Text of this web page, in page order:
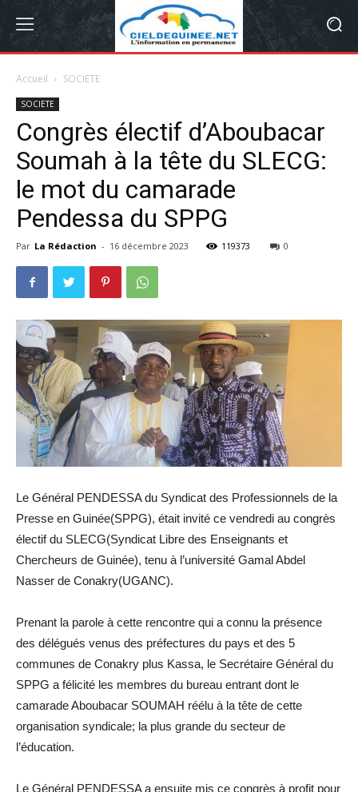
Accueil SOCIETE
SOCIETE
Congrès électif d’Aboubacar
Soumah à la tête du SLECG:
le mot du camarade
Pendessa du SPPG
Par La Rédaction - 16 décembre 2023 119373 0
Le Général PENDESSA du Syndicat des Professionnels de la
Presse en Guinée(SPPG), était invité ce vendredi au congrès
électif du SLECG(Syndicat Libre des Enseignants et
Chercheurs de Guinée), tenu à l’université Gamal Abdel
Nasser de Conakry(UGANC).
Prenant la parole à cette rencontre qui a connu la présence
des délégués venus des préfectures du pays et des 5
communes de Conakry plus Kassa, le Secrétaire Général du
SPPG a félicité les membres du bureau entrant dont le
camarade Aboubacar SOUMAH réélu à la tête de cette
organisation syndicale; la plus grande du secteur de
l’éducation.
Le Général PENDESSA a ensuite mis ce congrès à profit pour